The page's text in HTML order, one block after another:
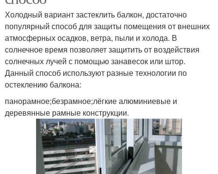
Холодный вариант застеклить балкон, достаточно
популярный способ для защиты помещения от внешних
атмосферных осадков, ветра, пыли и холода. В
солнечное время позволяет защитить от воздействия
солнечных лучей с помощью занавесок или штор.
Данный способ используют разные технологии по
остеклению балкона:
панорамное;безрамное;лёгкие алюминиевые и
деревянные рамные конструкции.